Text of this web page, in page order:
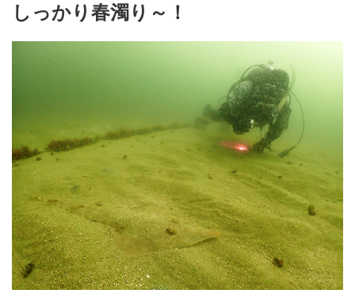
しっかり春濁り～！